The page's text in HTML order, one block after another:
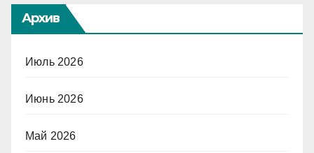
Архив
Июль 2026
Июнь 2026
Май 2026